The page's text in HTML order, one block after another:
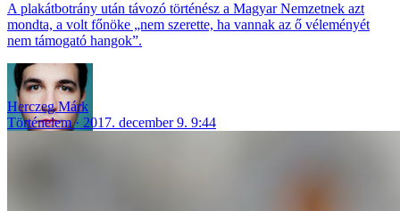
A plakátbotrány után távozó történész a Magyar Nemzetnek azt
mondta, a volt főnöke „nem szerette, ha vannak az ő véleményét
nem támogató hangok”.
Herczeg Márk
Történelem
2017. december 9. 9:44